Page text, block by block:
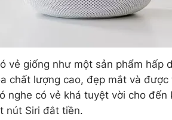
vẻ giống như một sản phẩm hấp
chất lượng cao, đẹp mắt và
nghe có vẻ khá tuyệt vời cho
nút Siri đắt tiền.